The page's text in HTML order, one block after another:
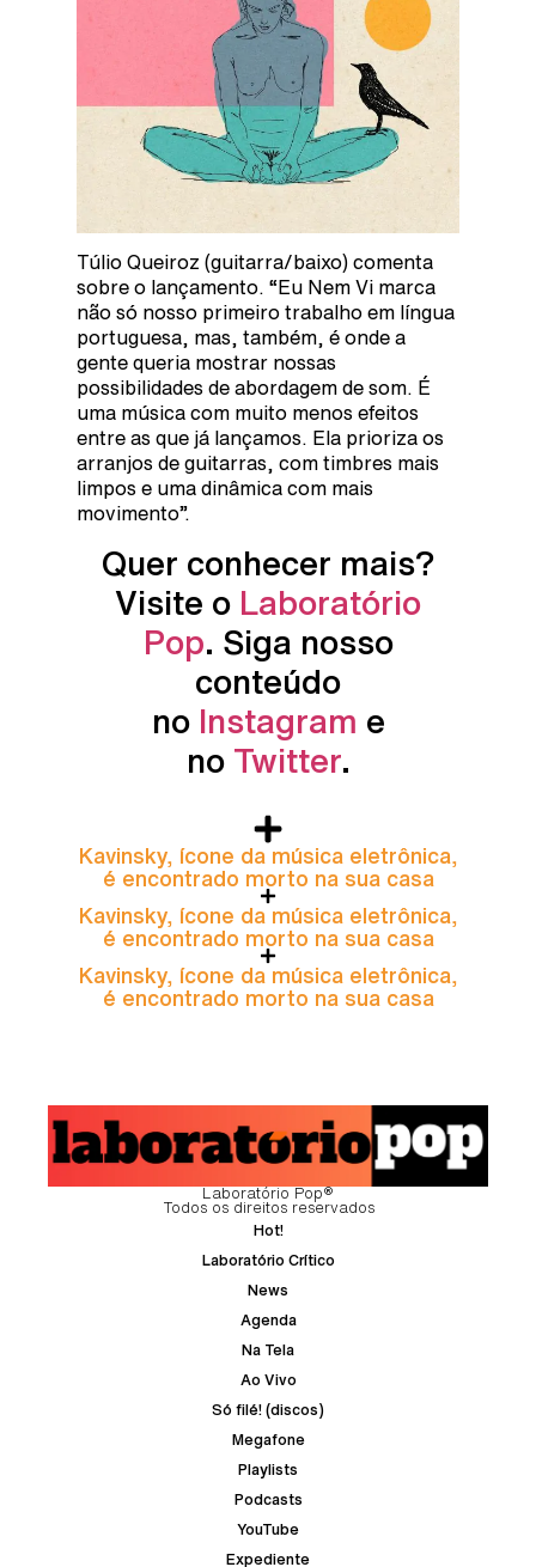
Túlio Queiroz (guitarra/baixo) comenta
sobre o lançamento. “Eu Nem Vi marca
não só nosso primeiro trabalho em língua
portuguesa, mas, também, é onde a
gente queria mostrar nossas
possibilidades de abordagem de som. É
uma música com muito menos efeitos
entre as que já lançamos. Ela prioriza os
arranjos de guitarras, com timbres mais
limpos e uma dinâmica com mais
movimento”.
Quer conhecer mais?
Visite o Laboratório
Pop. Siga nosso
conteúdo
no Instagram e
no Twitter.
Kavinsky, ícone da música eletrônica,
é encontrado morto na sua casa
Kavinsky, ícone da música eletrônica,
é encontrado morto na sua casa
Kavinsky, ícone da música eletrônica,
é encontrado morto na sua casa
Laboratório Pop®
Todos os direitos reservados
Hot!
Laboratório Crítico
News
Agenda
Na Tela
Ao Vivo
Só filé! (discos)
Megafone
Playlists
Podcasts
YouTube
Expediente